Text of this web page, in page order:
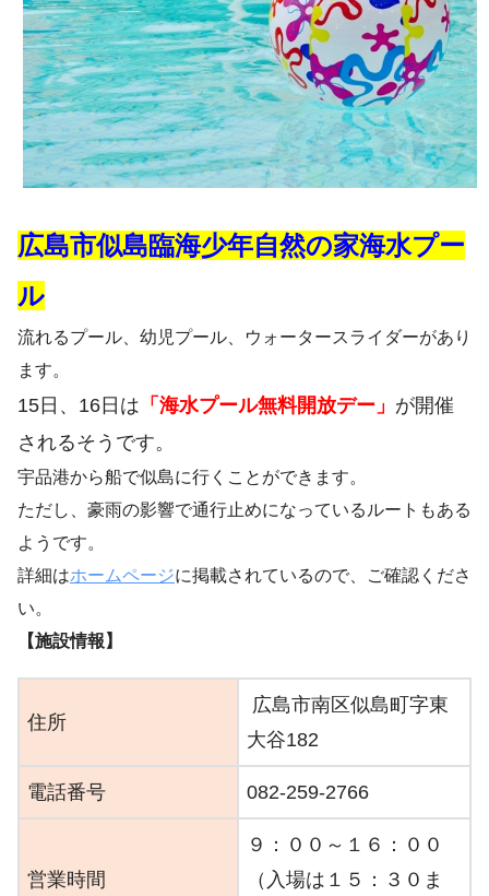
広島市似島臨海少年自然の家海水プー
ル
流れるプール、幼児プール、ウォータースライダーがあり
ます。
15日、16日は 「海水プール無料開放デー」 が開催
されるそうです。
宇品港から船で似島に行くことができます。
ただし、豪雨の影響で通行止めになっているルートもある
ようです。
詳細はホームページに掲載されているので、ご確認くださ
い。
【施設情報】
住所
広島市南区似島町字東
大谷182
電話番号 082-259-2766
営業時間
９：００～１６：００
（入場は１５：３０ま